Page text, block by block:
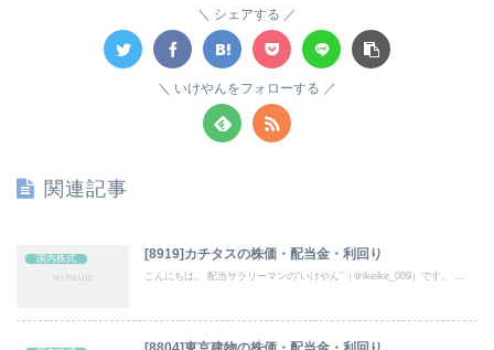
シェアする
いけやんをフォローする
関連記事
国内株式 [8919]カチタスの株価・配当金・利回り
こんにちは。 配当サラリーマンの“いけやん”（＠ikeike_009）です。 ...